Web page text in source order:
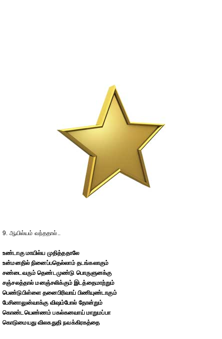
9. ஆயில்யம் வந்ததால்..
உண்டாகு மாயில்ய முதித்ததாலே
உன்மனதில் நினைப்பதெல்லாம் தடங்கலாகும்
சண்டைவரும் தெண்டமுண்டு பொருளுனக்கு
சஞ்சலத்தால் மனஞ்சலிக்கும் இடத்தைமாற்றும்
பெண்டுபிள்ளை தனைபிரிவாய் பிணியுண்டாகும்
பேசினாலுன்வாக்கு விஷம்போல் தோன்றும்
கொண்டயெண்ணம் பகல்கனவாய் மாறுமப்பா
கொடுமையது விலகதுதி நவக்கிரகத்தை